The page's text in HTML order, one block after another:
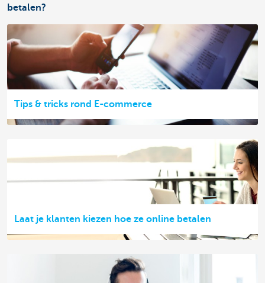
betalen?
Tips & tricks rond E-commerce
Laat je klanten kiezen hoe ze online betalen